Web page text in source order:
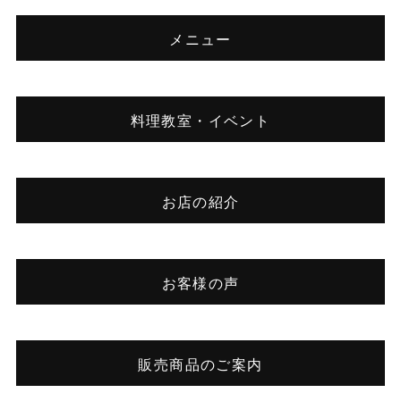
メニュー
料理教室・イベント
お店の紹介
お客様の声
販売商品のご案内